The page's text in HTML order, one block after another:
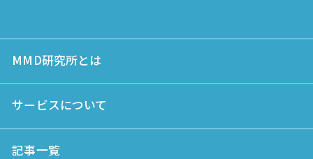
MMD研究所とは
サービスについて
記事一覧